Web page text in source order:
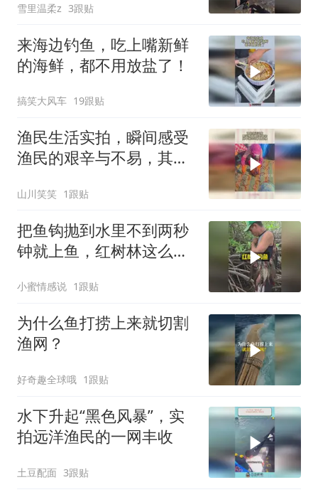
雪里温柔z 3跟贴
来海边钓鱼，吃上嘴新鲜
的海鲜，都不用放盐了！
搞笑大风车 19跟贴
渔民生活实拍，瞬间感受
渔民的艰辛与不易，其中
山川笑笑 1跟贴
把鱼钩抛到水里不到两秒
钟就上鱼，红树林这么好
小蜜情感说 1跟贴
为什么鱼打捞上来就切割
渔网？
好奇趣全球哦 1跟贴
水下升起“黑色风暴”，实
拍远洋渔民的一网丰收
土豆配面 3跟贴